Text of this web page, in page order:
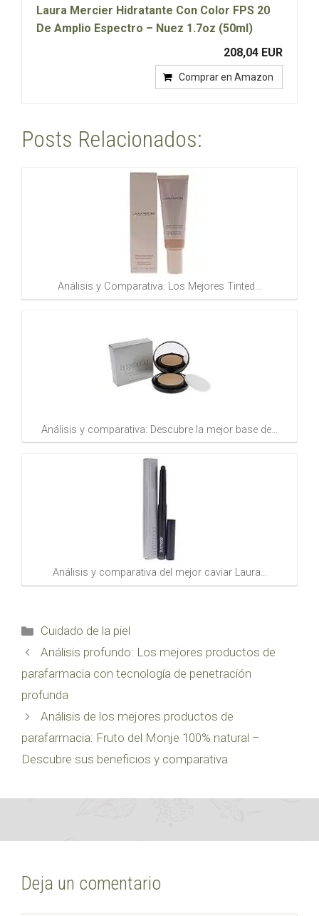
Laura Mercier Hidratante Con Color FPS 20
De Amplio Espectro – Nuez 1.7oz (50ml)
208,04 EUR
Comprar en Amazon
Posts Relacionados:
Análisis y Comparativa: Los Mejores Tinted…
Análisis y comparativa: Descubre la mejor base de…
Análisis y comparativa del mejor caviar Laura…
Categorías
Cuidado de la piel
Análisis profundo: Los mejores productos de
parafarmacia con tecnología de penetración
profunda
Análisis de los mejores productos de
parafarmacia: Fruto del Monje 100% natural –
Descubre sus beneficios y comparativa
Deja un comentario